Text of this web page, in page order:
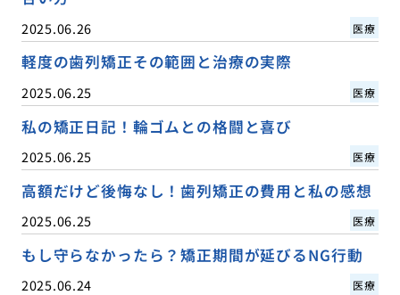
2025.06.26 医療
軽度の歯列矯正その範囲と治療の実際
2025.06.25 医療
私の矯正日記！輪ゴムとの格闘と喜び
2025.06.25 医療
高額だけど後悔なし！歯列矯正の費用と私の感想
2025.06.25 医療
もし守らなかったら？矯正期間が延びるNG行動
2025.06.24 医療